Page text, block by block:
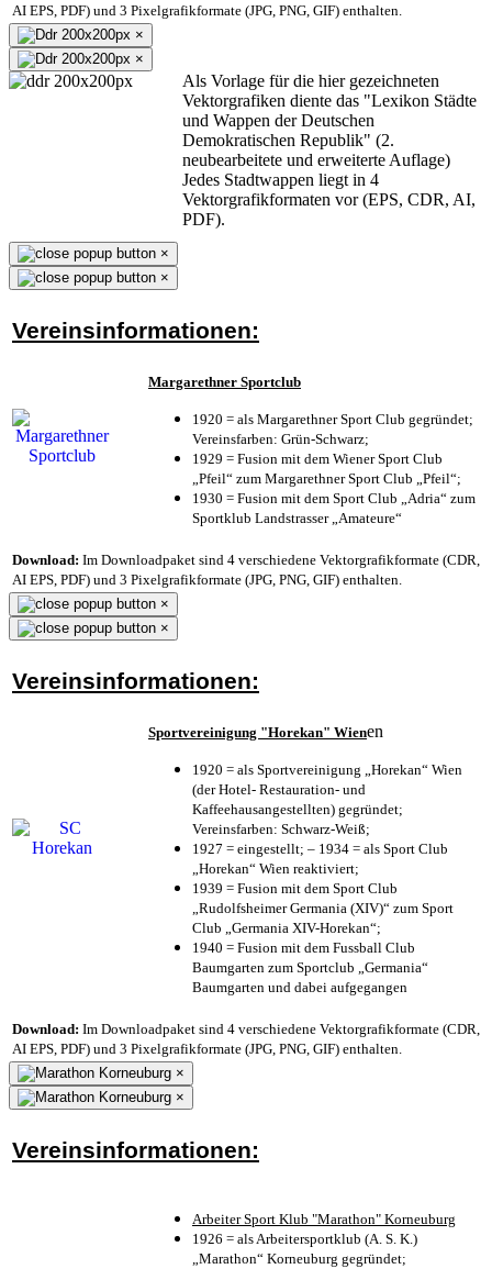
AI EPS, PDF) und 3 Pixelgrafikformate (JPG, PNG, GIF) enthalten.
×
×
Als Vorlage für die hier gezeichneten
Vektorgrafiken diente das "Lexikon Städte
und Wappen der Deutschen
Demokratischen Republik" (2.
neubearbeitete und erweiterte Auflage)
Jedes Stadtwappen liegt in 4
Vektorgrafikformaten vor (EPS, CDR, AI,
PDF).
×
×
Vereinsinformationen:
Margarethner Sportclub
1920 = als Margarethner Sport Club gegründet;
Vereinsfarben: Grün-Schwarz;
1929 = Fusion mit dem Wiener Sport Club
„Pfeil“ zum Margarethner Sport Club „Pfeil“;
1930 = Fusion mit dem Sport Club „Adria“ zum
Sportklub Landstrasser „Amateure“
Download: Im Downloadpaket sind 4 verschiedene Vektorgrafikformate (CDR,
AI EPS, PDF) und 3 Pixelgrafikformate (JPG, PNG, GIF) enthalten.
×
×
Vereinsinformationen:
Sportvereinigung "Horekan" Wienen
1920 = als Sportvereinigung „Horekan“ Wien
(der Hotel- Restauration- und
Kaffeehausangestellten) gegründet;
Vereinsfarben: Schwarz-Weiß;
1927 = eingestellt; – 1934 = als Sport Club
„Horekan“ Wien reaktiviert;
1939 = Fusion mit dem Sport Club
„Rudolfsheimer Germania (XIV)“ zum Sport
Club „Germania XIV-Horekan“;
1940 = Fusion mit dem Fussball Club
Baumgarten zum Sportclub „Germania“
Baumgarten und dabei aufgegangen
Download: Im Downloadpaket sind 4 verschiedene Vektorgrafikformate (CDR,
AI EPS, PDF) und 3 Pixelgrafikformate (JPG, PNG, GIF) enthalten.
×
×
Vereinsinformationen:
Arbeiter Sport Klub "Marathon" Korneuburg
1926 = als Arbeitersportklub (A. S. K.)
„Marathon“ Korneuburg gegründet;